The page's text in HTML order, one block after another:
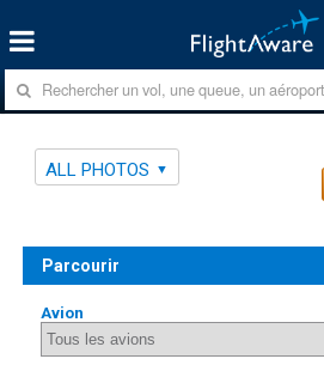
ALL PHOTOS
Parcourir
Avion